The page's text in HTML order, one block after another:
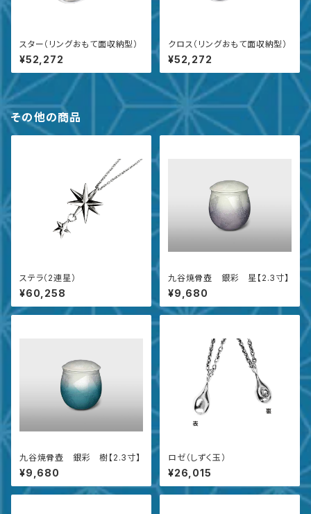
スター（リングおもて面収納型）
¥52,272
クロス（リングおもて面収納型）
¥52,272
その他の商品
ステラ（2連星）
¥60,258
九谷焼骨壺 銀彩 星【2.3寸】
¥9,680
九谷焼骨壺 銀彩 樹【2.3寸】
¥9,680
ロゼ（しずく玉）
¥26,015